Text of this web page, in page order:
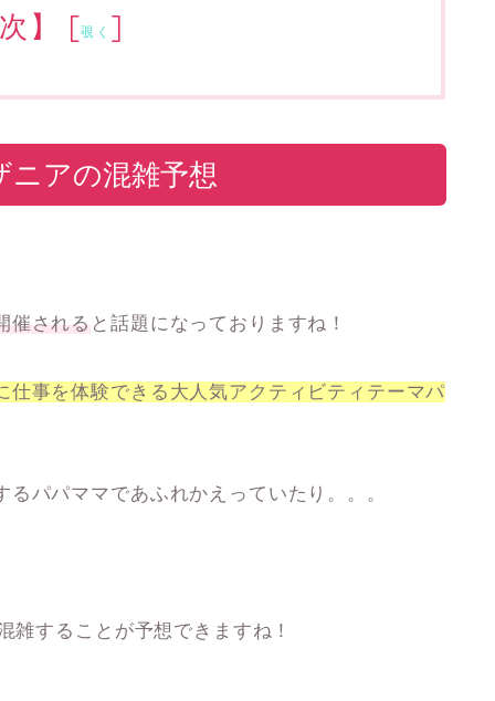
】 [覗く ]
ニアの混雑予想
催される と話題になっておりますね！
仕事を体験できる大人気アクティビティテーマパ
パパママであふれかえっていたり。。。
雑することが予想できますね！